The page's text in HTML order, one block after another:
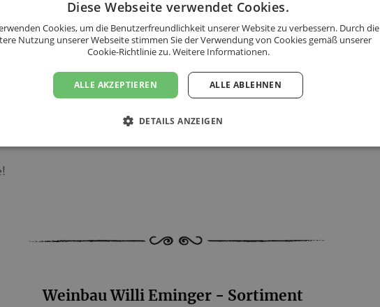
bzw. pro bestellter Kiste
Weinbau Willi Eminger - Sortiment
Diese Webseite verwendet Cookies.
Cookies, um die Benutzerfreundlichkeit unserer Website zu verbessern. Durch die
Nutzung unserer Webseite stimmen Sie der Verwendung von Cookies gemäß unserer
Cookie-Richtlinie zu.Weitere Informationen.
ALLE AKZEPTIEREN ALLE ABLEHNEN
DETAILS ANZEIGEN